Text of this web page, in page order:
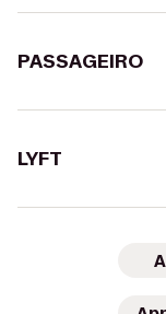
PASSAGEIRO
LYFT